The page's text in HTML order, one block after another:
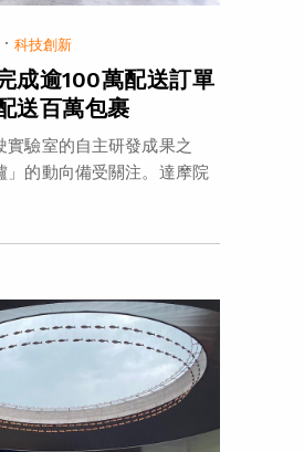
· 科技創新
成逾100萬配送訂單
送百萬包裹
驗室的自主研發成果之
」的動向備受關注。達摩院